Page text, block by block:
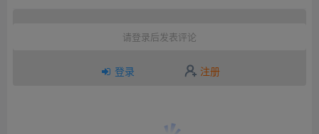
请登录后发表评论
登录 注册